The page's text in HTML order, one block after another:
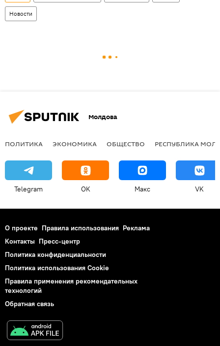
Новости
Молдова
ПОЛИТИКА ЭКОНОМИКА ОБЩЕСТВО РЕСПУБЛИКА
Telegram OK Макс VK
О проекте Правила использования Реклама
Контакты Пресс-центр
Политика конфиденциальности
Политика использования Cookie
Правила применения рекомендательных
технологий
Обратная связь